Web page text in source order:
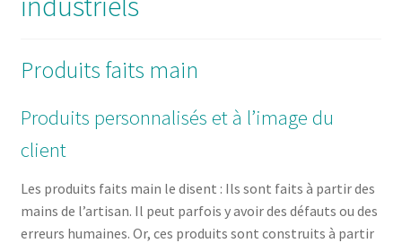
Produits faits main
Produits personnalisés et à l’image du
client
Les produits faits main le disent : Ils sont faits à partir des
mains de l’artisan. Il peut parfois y avoir des défauts ou des
erreurs humaines. Or, ces produits sont construits à partir